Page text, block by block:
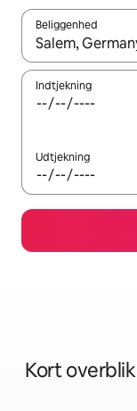
Beliggenhed
Når resultaterne
Indtjekning
Udtjekning
Kort